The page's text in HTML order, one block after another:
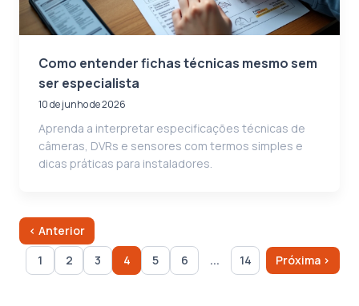
Como entender fichas técnicas mesmo sem
ser especialista
10 de junho de 2026
Aprenda a interpretar especificações técnicas de
câmeras, DVRs e sensores com termos simples e
dicas práticas para instaladores.
‹ Anterior
1
2 3 4 5 6 ... 14 Próxima ›